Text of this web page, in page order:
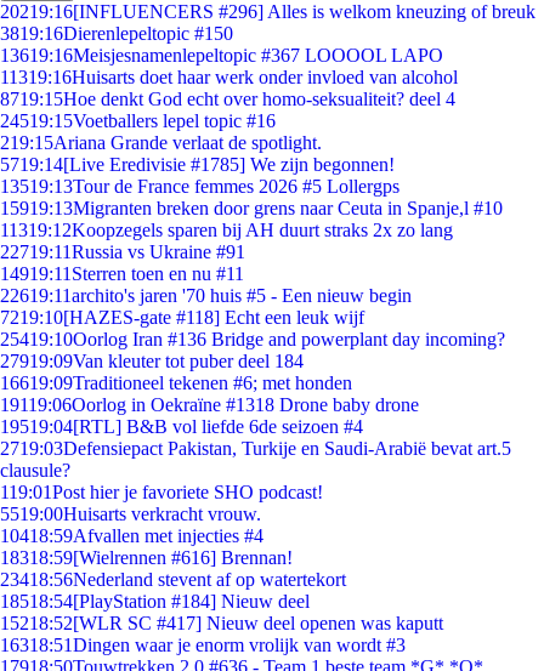
20219:16[INFLUENCERS #296] Alles is welkom kneuzing of breuk
3819:16Dierenlepeltopic #150
13619:16Meisjesnamenlepeltopic #367 LOOOOL LAPO
11319:16Huisarts doet haar werk onder invloed van alcohol
8719:15Hoe denkt God echt over homo-seksualiteit? deel 4
24519:15Voetballers lepel topic #16
219:15Ariana Grande verlaat de spotlight.
5719:14[Live Eredivisie #1785] We zijn begonnen!
13519:13Tour de France femmes 2026 #5 Lollergps
15919:13Migranten breken door grens naar Ceuta in Spanje,l #10
11319:12Koopzegels sparen bij AH duurt straks 2x zo lang
22719:11Russia vs Ukraine #91
14919:11 Sterren toen en nu #11
22619:11archito's jaren '70 huis #5 - Een nieuw begin
7219:10[HAZES-gate #118] Echt een leuk wijf
25419:10Oorlog Iran #136 Bridge and powerplant day incoming?
27919:09Van kleuter tot puber deel 184
16619:09Traditioneel tekenen #6; met honden
19119:06Oorlog in Oekraïne #1318 Drone baby drone
19519:04[RTL] B&B vol liefde 6de seizoen #4
2719:03Defensiepact Pakistan, Turkije en Saudi-Arabië bevat art.5
clausule?
119:01Post hier je favoriete SHO podcast!
5519:00Huisarts verkracht vrouw.
10418:59Afvallen met injecties #4
18318:59[Wielrennen #616] Brennan!
23418:56Nederland stevent af op watertekort
18518:54[PlayStation #184] Nieuw deel
15218:52[WLR SC #417] Nieuw deel openen was kaputt
16318:51Dingen waar je enorm vrolijk van wordt #3
17918:50Touwtrekken 2.0 #636 - Team 1 beste team *G* *O*